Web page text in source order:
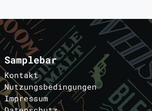
Samplebar
Kontakt
Nutzungsbedingungen
Impressum